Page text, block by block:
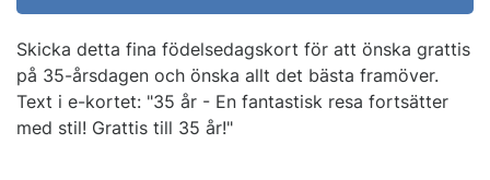
Skicka detta fina födelsedagskort för att önska grattis
på 35-årsdagen och önska allt det bästa framöver.
Text i e-kortet: "35 år - En fantastisk resa fortsätter
med stil! Grattis till 35 år!"